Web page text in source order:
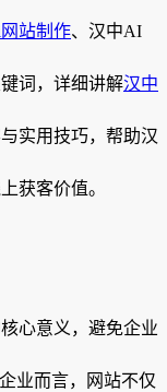
站制作、汉中AI
词，详细讲解汉中
实用技巧，帮助汉
获客价值。
心意义，避免企业
业而言，网站不仅